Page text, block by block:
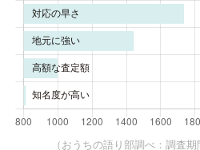
（おうちの語り部調べ：調査